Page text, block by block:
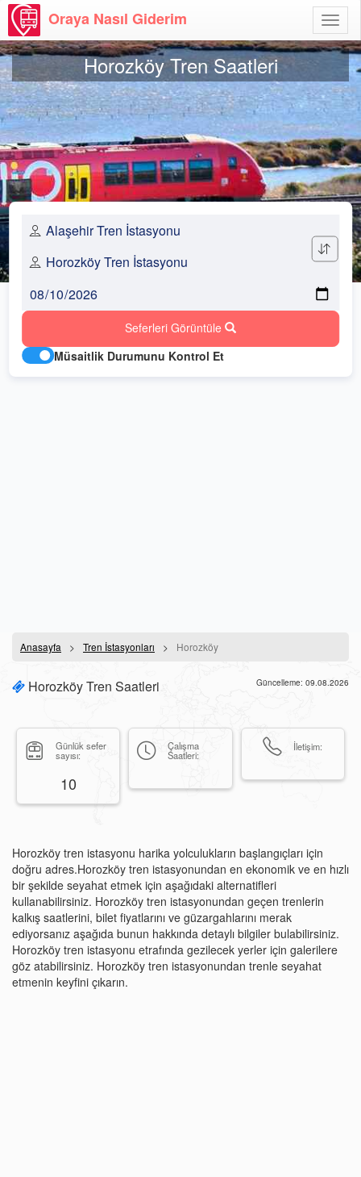
Aç
Oraya Nasıl Giderim
Horozköy Tren Saatleri
Seferleri Görüntüle
Müsaitlik Durumunu Kontrol Et
Anasayfa Tren İstasyonları Horozköy
Horozköy Tren Saatleri Güncelleme: 09.08.2026
Günlük sefer
sayısı:
10
Çalışma
Saatleri:
İletişim:
Horozköy tren istasyonu harika yolculukların başlangıçları için
doğru adres.Horozköy tren istasyonundan en ekonomik ve en hızlı
bir şekilde seyahat etmek için aşağıdaki alternatifleri
kullanabilirsiniz. Horozköy tren istasyonundan geçen trenlerin
kalkış saatlerini, bilet fiyatlarını ve güzargahlarını merak
ediyorsanız aşağıda bunun hakkında detaylı bilgiler bulabilirsiniz.
Horozköy tren istasyonu etrafında gezilecek yerler için galerilere
göz atabilirsiniz. Horozköy tren istasyonundan trenle seyahat
etmenin keyfini çıkarın.